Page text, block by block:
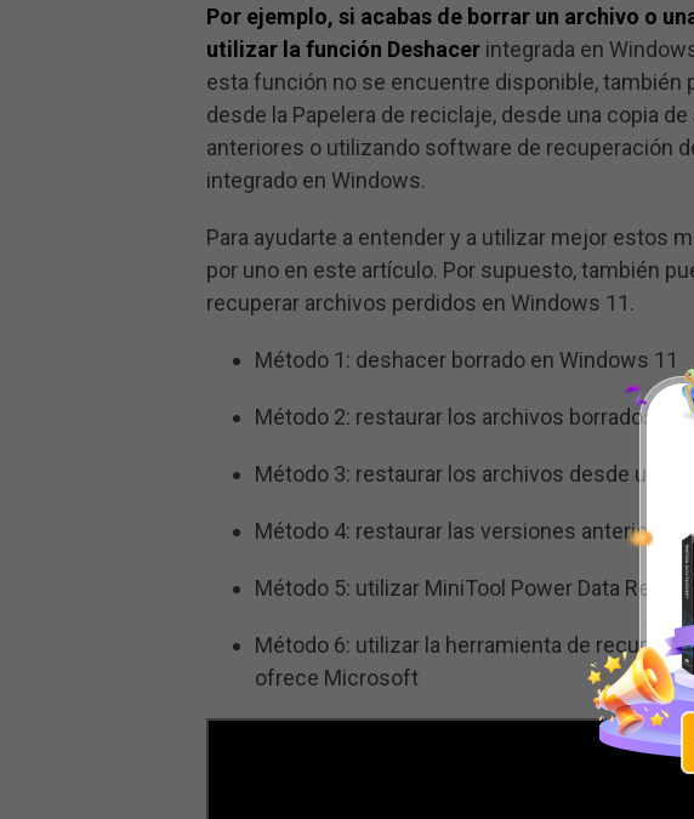
Por ejemplo, si acabas de borrar un archivo o
utilizar la función Deshacer integrada en
esta función no se encuentre disponible, también
desde la Papelera de reciclaje, desde una copia
anteriores o utilizando software de recuperación
integrado en Windows.
Para ayudarte a entender y a utilizar mejor estos
por uno en este artículo. Por supuesto, también
recuperar archivos perdidos en Windows 11.
Método 1: deshacer borrado en Windows 11
Método 2: restaurar los archivos borrados
Método 3: restaurar los archivos desde un
Método 4: restaurar las versiones anteriores
Método 5: utilizar MiniTool Power Data
Método 6: utilizar la herramienta de
ofrece Microsoft